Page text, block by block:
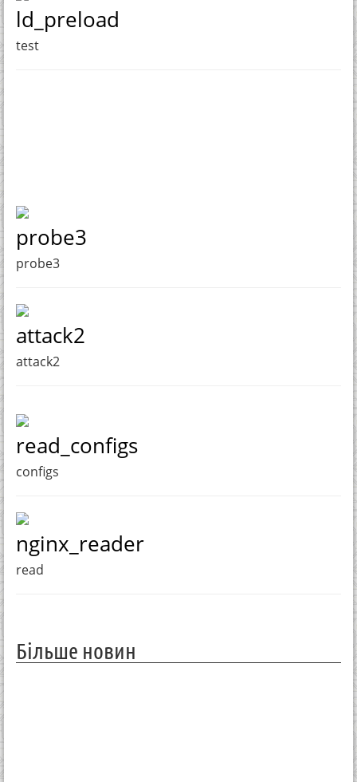
ld_preload
test
probe3
probe3
attack2
attack2
read_configs
configs
nginx_reader
read
Більше новин